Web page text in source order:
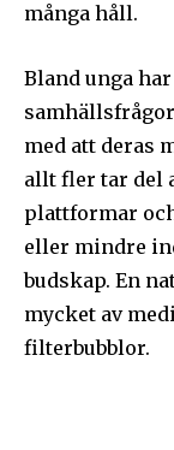
många håll.
Bland unga
med att deras
allt fler tar del
plattformar
eller mindre
budskap. En
mycket av
filterbubblor.